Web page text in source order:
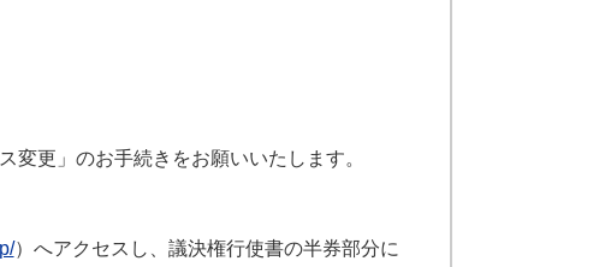
変更」のお手続きをお願いいたします。
）へアクセスし、議決権行使書の半券部分に